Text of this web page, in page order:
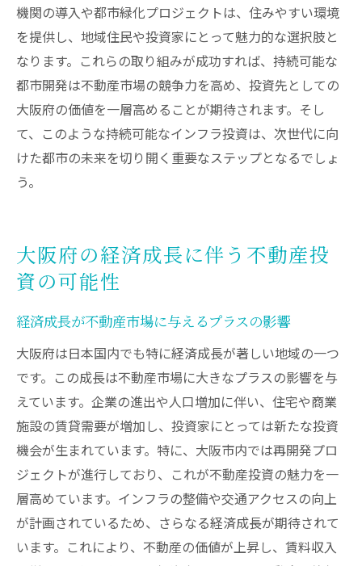
機関の導入や都市緑化プロジェクトは、住みやすい環境
を提供し、地域住民や投資家にとって魅力的な選択肢と
なります。これらの取り組みが成功すれば、持続可能な
都市開発は不動産市場の競争力を高め、投資先としての
大阪府の価値を一層高めることが期待されます。そし
て、このような持続可能なインフラ投資は、次世代に向
けた都市の未来を切り開く重要なステップとなるでしょ
う。
大阪府の経済成長に伴う不動産投
資の可能性
経済成長が不動産市場に与えるプラスの影響
大阪府は日本国内でも特に経済成長が著しい地域の一つ
です。この成長は不動産市場に大きなプラスの影響を与
えています。企業の進出や人口増加に伴い、住宅や商業
施設の賃貸需要が増加し、投資家にとっては新たな投資
機会が生まれています。特に、大阪市内では再開発プロ
ジェクトが進行しており、これが不動産投資の魅力を一
層高めています。インフラの整備や交通アクセスの向上
が計画されているため、さらなる経済成長が期待されて
います。これにより、不動産の価値が上昇し、賃料収入